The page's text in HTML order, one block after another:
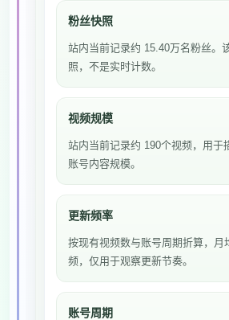
粉丝快照
站内当前记录约 15.40万名粉丝。
照，不是实时计数。
视频规模
站内当前记录约 190个视频，用于
账号内容规模。
更新频率
按现有视频数与账号周期折算，月
频，仅用于观察更新节奏。
账号周期